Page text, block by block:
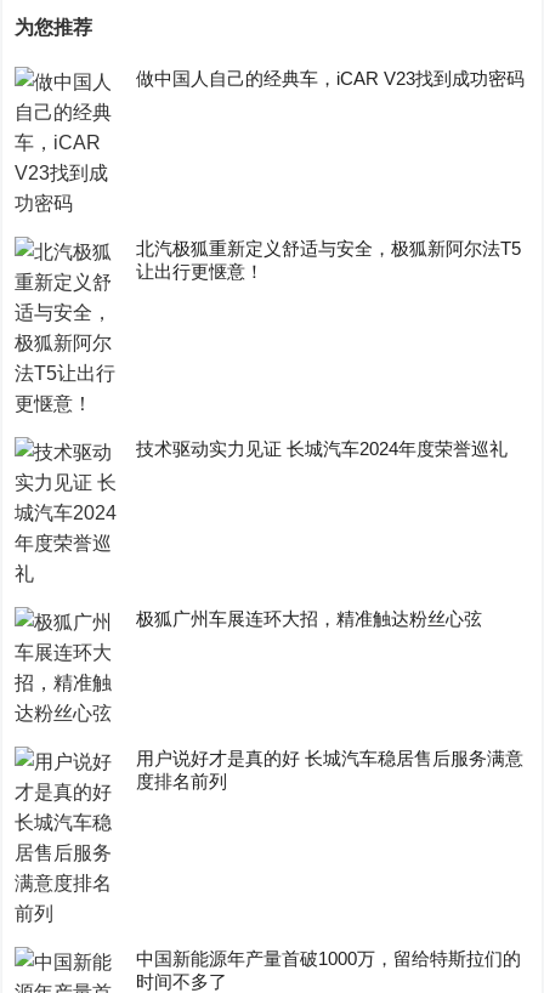
为您推荐
做中国人自己的经典车，iCAR V23找到成功密码
​北汽极狐重新定义舒适与安全，极狐新阿尔法T5
让出行更惬意！
技术驱动实力见证 长城汽车2024年度荣誉巡礼
极狐广州车展连环大招，精准触达粉丝心弦
用户说好才是真的好 长城汽车稳居售后服务满意
度排名前列
中国新能源年产量首破1000万，留给特斯拉们的
时间不多了